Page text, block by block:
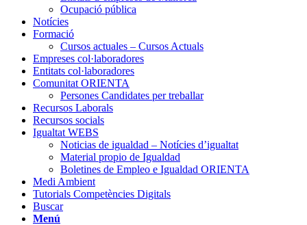
Ocupació pública
Notícies
Formació
Cursos actuales – Cursos Actuals
Empreses col·laboradores
Entitats col·laboradores
Comunitat ORIENTA
Persones Candidates per treballar
Recursos Laborals
Recursos socials
Igualtat WEBS
Noticias de igualdad – Notícies d’igualtat
Material propio de Igualdad
Boletines de Empleo e Igualdad ORIENTA
Medi Ambient
Tutorials Competències Digitals
Buscar
Menú